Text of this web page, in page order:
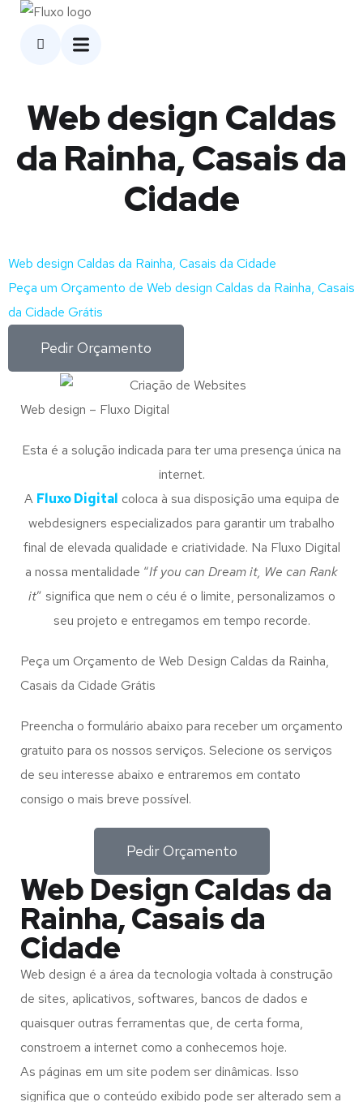
Web design Caldas
da Rainha, Casais da
Cidade
Web design Caldas da Rainha, Casais da Cidade
Peça um Orçamento de Web design Caldas da Rainha, Casais
da Cidade Grátis
Pedir Orçamento
Web design – Fluxo Digital
Esta é a solução indicada para ter uma presença única na
internet.
A Fluxo Digital coloca à sua disposição uma equipa de
webdesigners especializados para garantir um trabalho
final de elevada qualidade e criatividade. Na Fluxo Digital
a nossa mentalidade “If you can Dream it, We can Rank
it” significa que nem o céu é o limite, personalizamos o
seu projeto e entregamos em tempo recorde.
Peça um Orçamento de Web Design Caldas da Rainha,
Casais da Cidade Grátis
Preencha o formulário abaixo para receber um orçamento
gratuito para os nossos serviços. Selecione os serviços
de seu interesse abaixo e entraremos em contato
consigo o mais breve possível.
Pedir Orçamento
Web Design Caldas da
Rainha, Casais da
Cidade
Web design é a área da tecnologia voltada à construção
de sites, aplicativos, softwares, bancos de dados e
quaisquer outras ferramentas que, de certa forma,
constroem a internet como a conhecemos hoje.
As páginas em um site podem ser dinâmicas. Isso
significa que o conteúdo exibido pode ser alterado sem a